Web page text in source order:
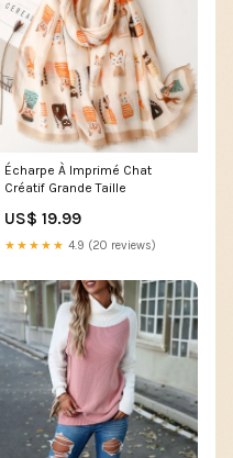
Écharpe À Imprimé Chat
Créatif Grande Taille
US$ 19.99
★★★★★ 4.9 (20 reviews)